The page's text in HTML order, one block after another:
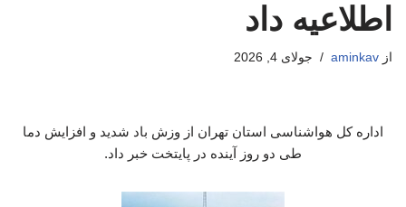
اطلاعیه داد
از aminkav جولای 4, 2026
اداره کل هواشناسی استان تهران از وزش باد شدید و افزایش دما
طی دو روز آینده در پایتخت خبر داد.